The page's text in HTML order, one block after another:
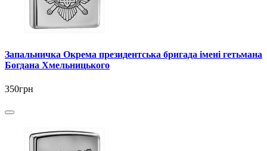
Запальничка Окрема президентська бригада імені гетьмана
Богдана Хмельницького
350грн